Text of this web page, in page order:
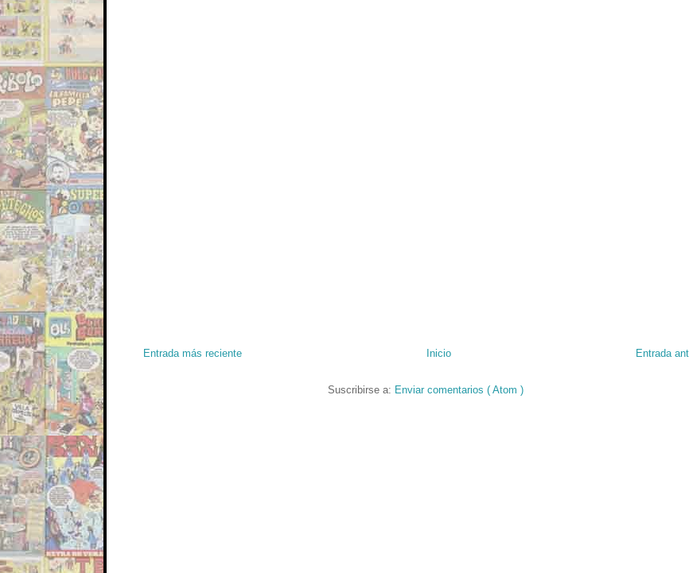
Entrada más reciente Entrada
Inicio
Suscribirse a: Enviar comentarios ( Atom )